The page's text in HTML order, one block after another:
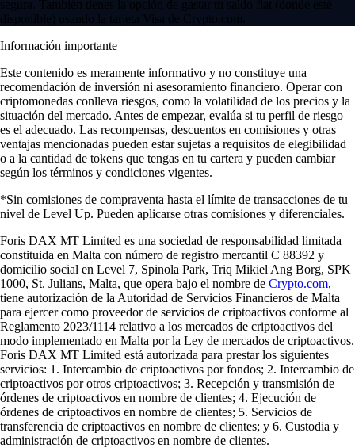
segura. También tienes la opción de gastar tu saldo fiat (donde esté
disponible) usando la tarjeta Visa de Crypto.com.
Información importante
Este contenido es meramente informativo y no constituye una
recomendación de inversión ni asesoramiento financiero. Operar con
criptomonedas conlleva riesgos, como la volatilidad de los precios y la
situación del mercado. Antes de empezar, evalúa si tu perfil de riesgo
es el adecuado. Las recompensas, descuentos en comisiones y otras
ventajas mencionadas pueden estar sujetas a requisitos de elegibilidad
o a la cantidad de tokens que tengas en tu cartera y pueden cambiar
según los términos y condiciones vigentes.
*Sin comisiones de compraventa hasta el límite de transacciones de tu
nivel de Level Up. Pueden aplicarse otras comisiones y diferenciales.
Foris DAX MT Limited es una sociedad de responsabilidad limitada
constituida en Malta con número de registro mercantil C 88392 y
domicilio social en Level 7, Spinola Park, Triq Mikiel Ang Borg, SPK
1000, St. Julians, Malta, que opera bajo el nombre de Crypto.com,
tiene autorización de la Autoridad de Servicios Financieros de Malta
para ejercer como proveedor de servicios de criptoactivos conforme al
Reglamento 2023/1114 relativo a los mercados de criptoactivos del
modo implementado en Malta por la Ley de mercados de criptoactivos.
Foris DAX MT Limited está autorizada para prestar los siguientes
servicios: 1. Intercambio de criptoactivos por fondos; 2. Intercambio de
criptoactivos por otros criptoactivos; 3. Recepción y transmisión de
órdenes de criptoactivos en nombre de clientes; 4. Ejecución de
órdenes de criptoactivos en nombre de clientes; 5. Servicios de
transferencia de criptoactivos en nombre de clientes; y 6. Custodia y
administración de criptoactivos en nombre de clientes.